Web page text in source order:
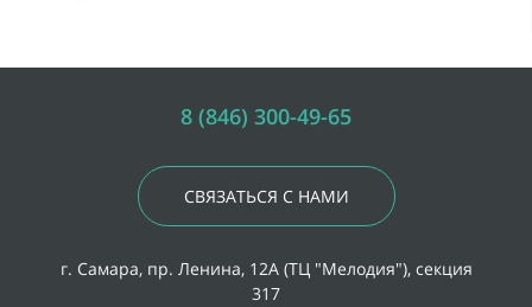
8 (846) 300-49-65
СВЯЗАТЬСЯ С НАМИ
г. Самара, пр. Ленина, 12А (ТЦ "Мелодия"), секция
317